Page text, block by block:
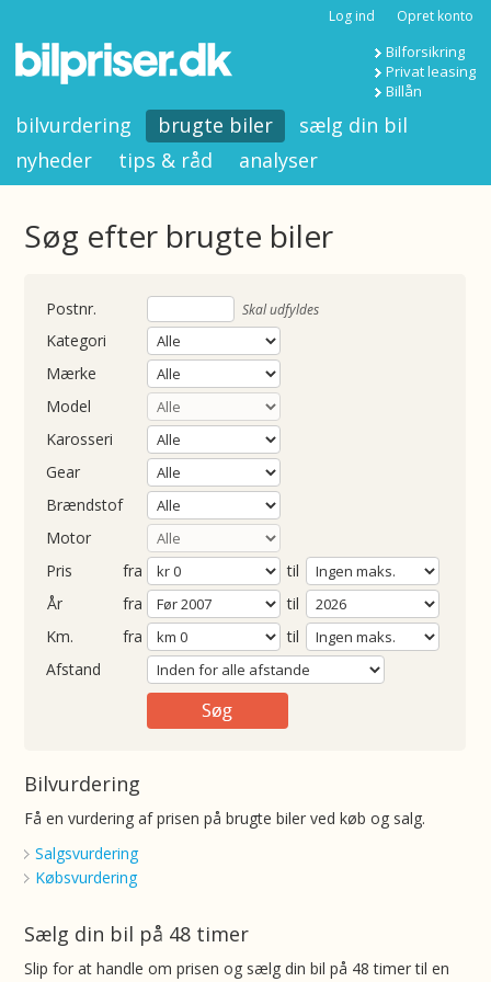
Log ind Opret konto
Bilforsikring
Privat leasing
Billån
bilvurdering brugte biler
sælg din bil
nyheder
tips & råd analyser
Søg efter brugte biler
Skal udfyldes
Kategori
Mærke
Model
Karosseri
Gear
Brændstof
Motor
Pris
fra
til
fra
til
fra
til
Afstand
Bilvurdering
Få en vurdering af prisen på brugte biler ved køb og salg.
Salgsvurdering
Købsvurdering
Sælg din bil på 48 timer
Slip for at handle om prisen og sælg din bil på 48 timer til en